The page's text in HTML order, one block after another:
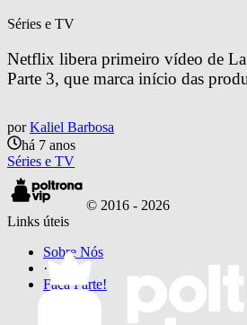
Séries e TV
Netflix libera primeiro vídeo de La
Parte 3, que marca início das
por Kaliel Barbosa
há 7 anos
Séries e TV
© 2016 - 2026
Links úteis
Sobre Nós
·
Faça Parte!